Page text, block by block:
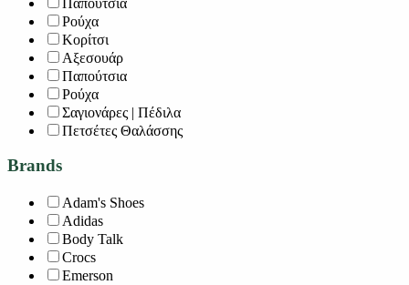
Ρούχα
Κορίτσι
Αξεσουάρ
Παπούτσια
Ρούχα
Σαγιονάρες | Πέδιλα
Πετσέτες Θαλάσσης
Brands
Adam's Shoes
Adidas
Body Talk
Crocs
Emerson